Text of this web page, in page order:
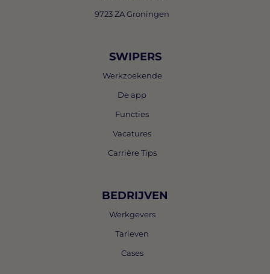
9723 ZA Groningen
SWIPERS
Werkzoekende
De app
Functies
Vacatures
Carrière Tips
BEDRIJVEN
Werkgevers
Tarieven
Cases